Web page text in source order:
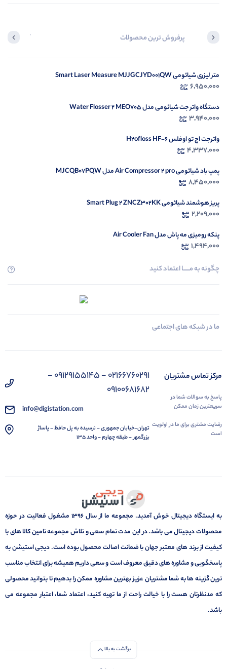
پرفروش ترین محصولات آخرین
متر لیزری شیائومی Smart Laser Measure MJJGCJYD001QW
6,950,000
دستگاه واتر جت شیائومی مدل Water Flosser 2 MEO705
3,940,000
واترجت اچ تو اوفلس H2ofloss HF-6
4,337,000
پمپ باد شیائومی Air Compressor 2 pro مدل MJCQB07PQW
8,450,000
پریز هوشمند شیائومی Smart Plug 2 ZNCZ302KK
2,209,000
پنکه رومیزی مه پاش مدل Air Cooler Fan
1,494,000
چگونه به مــــــا اعتماد کنید
ما در شبکه های اجتماعی
مرکز تماس مشتریان
پاسخ به سوالات شما در
سریعترین زمان ممکن
رضایت مشتری برای ما در اولویت
است
02166760291 - 09129155145 -
09100681682
info@digistation.com
تهران-خیابان جمهوری - نرسیده به پل حافظ - پاساژ
بزرگمهر - طبقه چهارم - واحد 135
به ایستگاه دیجیتال خوش آمدید. مجموعه ما از سال 1396 مشغول فعالیت در حوزه
محصولات دیجیتال می باشد. در این مدت تمام سعی و تلاش مجموعه تامین کالا های با
کیفیت از برند های معتبر جهان با ضمانت اصالت محصول بوده است. دیجی استیشن به
پاسخگویی و مشاوره های دقیق معروف است و سعی داریم همیشه برای انتخاب مناسب
ترین گزینه ها به شما مشتریان عزیز بهترین مشاوره ممکن را بدهیم تا بتوانید محصولی
که مدنظرتان هست را با خیالت راحت از ما تهیه کنید، اعتماد شما، اعتبار مجموعه می
باشد.
برگشت به بالا